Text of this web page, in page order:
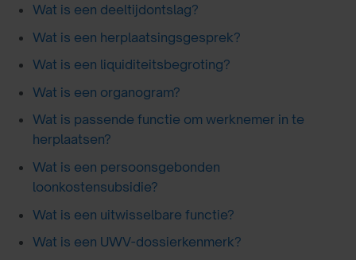
Wat is een deeltijdontslag?
Wat is een herplaatsingsgesprek?
Wat is een liquiditeitsbegroting?
Wat is een organogram?
Wat is passende functie om werknemer in te
herplaatsen?
Wat is een persoonsgebonden
loonkostensubsidie?
Wat is een uitwisselbare functie?
Wat is een UWV-dossierkenmerk?